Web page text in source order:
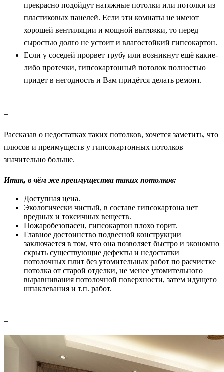
прекрасно подойдут натяжные потолки или потолки из
пластиковых панелей. Если эти комнаты не имеют
хорошей вентиляции и мощной вытяжки, то перед
сыростью долго не устоит и влагостойкий гипсокартон.
Если у соседей прорвет трубу или возникнут ещё какие-
либо протечки, гипсокартонный потолок полностью
придет в негодность и Вам придётся делать ремонт.
=
Рассказав о недостатках таких потолков, хочется заметить, что
плюсов и преимуществ у гипсокартонных потолков
значительно больше.
Итак, в чём же преимущества таких потолков:
Доступная цена.
Экологически чистый, в составе гипсокартона нет
вредных и токсичных веществ.
Пожаробезопасен, гипсокартон плохо горит.
Главное достоинство подвесной конструкции
заключается в том, что она позволяет быстро и экономно
скрыть существующие дефекты и недостатки
потолочных плит без утомительных работ по расчистке
потолка от старой отделки, не менее утомительного
выравнивания потолочной поверхности, затем идущего
шпаклевания и т.п. работ.
=